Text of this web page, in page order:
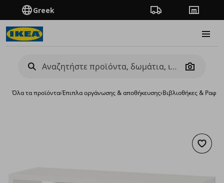
Greek Πορεία παραγγελίας
Camera
Όλα τα προϊόντα›Έπιπλα οργάνωσης & αποθήκευσης›Βιβλιοθήκες &